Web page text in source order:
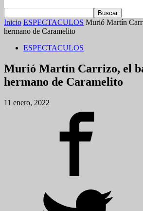
Inicio ESPECTACULOS Murió Martín
hermano de Caramelito
ESPECTACULOS
Murió Martín Carrizo, el
hermano de Caramelito
11 enero, 2022